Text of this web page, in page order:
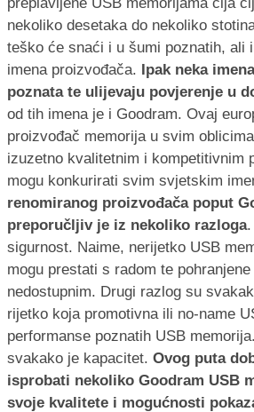
nekoliko desetaka do nekoliko
teško će snaći i u šumi poznatih, ali
imena proizvođača. Ipak neka
poznata te ulijevaju povjerenje u
od tih imena je i Goodram. Ovaj
proizvođač memorija u svim
izuzetno kvalitetnim i kompetitivnim
mogu konkurirati svim svjetskim
renomiranog proizvođača poput
preporučljiv je iz nekoliko razloga.
sigurnost. Naime, nerijetko USB
mogu prestati s radom te
nedostupnim. Drugi razlog su
rijetko koja promotivna ili no-name
performanse poznatih USB
svakako je kapacitet. Ovog puta
isprobati nekoliko Goodram USB
svoje kvalitete i mogućnosti